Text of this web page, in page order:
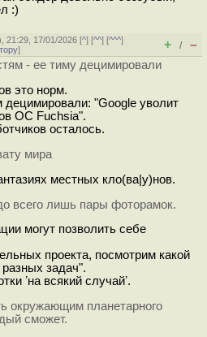
:)
21:29, 17/01/2026 [^] [^^] [^^^]
] + / –
- ее тиму децимировали
это норм.
"Google уволит
ОС Fuchsia".
осталось.
мира
местных кло(ва|у)нов.
всего лишь пары фоторамок.
могут позволить себе
проекта, посмотрим какой
задач".
ʼна всякий случайʼ.
окружающим планетарного
сможет.